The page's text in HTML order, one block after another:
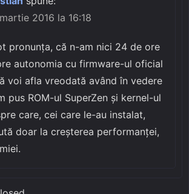
2016 la 16:18
pronunța, că n-am nici 24 de ore
autonomia cu firmware-ul oficial
voi afla vreodată având în vedere
pus ROM-ul SuperZen și kernel-ul
care, cei care le-au instalat,
doar la creșterea performanței,